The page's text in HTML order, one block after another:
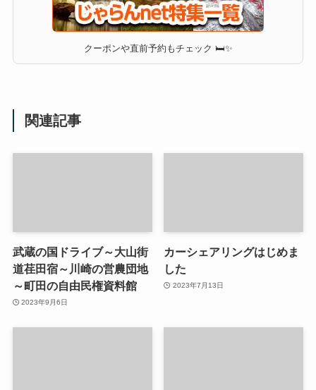
クーポンや直前予約もチェック 🛏✨
関連記事
武蔵の国ドライブ～大山街
道荏田宿～川崎の営農団地
～町田の自由民権資料館
2023年9月6日
カーシェアリングはじめま
した
2023年7月13日